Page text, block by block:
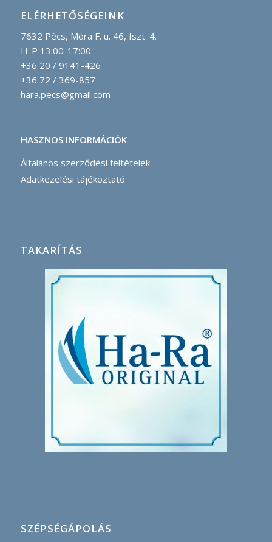
ELÉRHETŐSÉGEINK
7632 Pécs, Móra F. u. 46, fszt. 4.
H-P 13:00-17:00
+36 20 / 9141-426
+36 72 / 369-857
hara.pecs@gmail.com
HASZNOS INFORMÁCIÓK
Általános szerződési feltételek
Adatkezelési tájékoztató
TAKARÍTÁS
SZÉPSÉGÁPOLÁS